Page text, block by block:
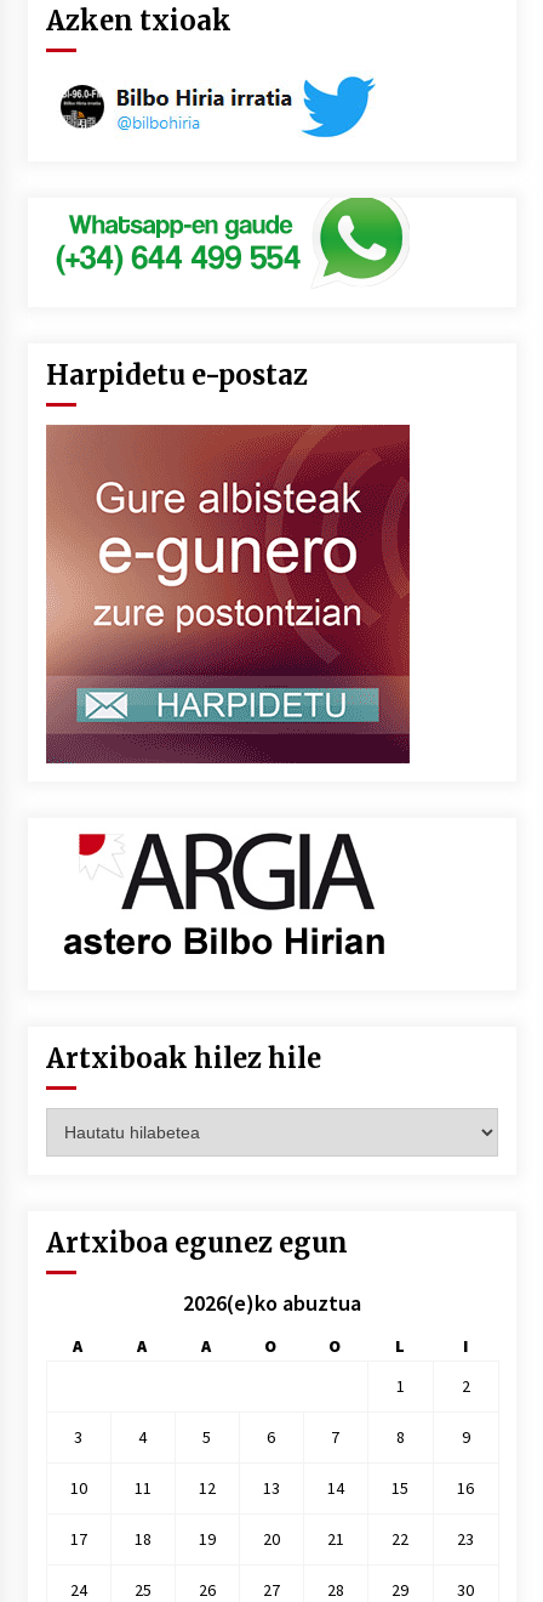
Azken txioak
Harpidetu e-postaz
Artxiboak hilez hile
hilez
Artxiboa egunez egun
2026(e)ko abuztua
A A A O O L
I
1
2
3 4 5 6 7 8 9
10 11 12 13 14 15 16
17 18 19 20 21 22 23
24 25 26 27 28 29 30